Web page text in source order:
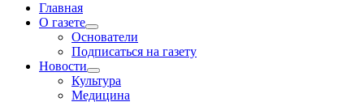
Главная
О газете
Основатели
Подписаться на газету
Новости
Культура
Медицина